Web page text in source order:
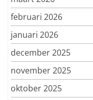
februari 2026
januari 2026
december 2025
november 2025
oktober 2025